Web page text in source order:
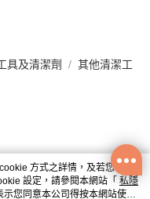
費
費
具及清潔劑
其他清潔工
方式之詳情，及若您不希
設定，請參閱本網站「 私隱
您同意本公司得按本網站使用